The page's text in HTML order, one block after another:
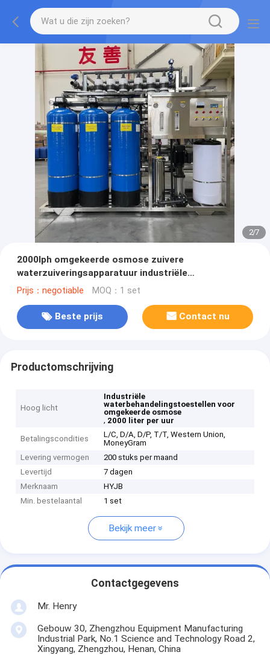
2/7
2000lph omgekeerde osmose zuivere
waterzuiveringsapparatuur industriële
waterfiltratiemachines
Prijs：negotiable MOQ：1 set
Beste prijs Contact nu
Productomschrijving
Hoog licht
Industriële
waterbehandelingstoestellen voor
omgekeerde osmose
, 2000 liter per uur
Betalingscondities
L/C, D/A, D/P, T/T, Western Union,
MoneyGram
Levering vermogen
200 stuks per maand
Levertijd
7 dagen
Merknaam
HYJB
Min. bestelaantal
1 set
Bekijk meer
Contactgegevens
Mr. Henry
Gebouw 30, Zhengzhou Equipment Manufacturing
Industrial Park, No.1 Science and Technology Road 2,
Xingyang, Zhengzhou, Henan, China